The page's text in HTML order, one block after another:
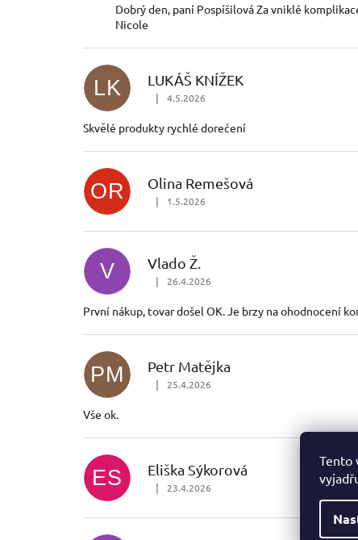
Tento
Dobrý den, paní Pospíšilová Za vniklé
Nicole
LK LUKÁŠ KNÍŽEK
Hodnocení obchodu je 5 z 5 hvězdiček.
| 4.5.2026
Skvělé produkty rychlé dorečení
OR Olina Remešová
Hodnocení obchodu je 5 z 5 hvězdiček.
| 1.5.2026
V Vlado Ž.
Hodnocení obchodu je 5 z 5 hvězdiček.
| 26.4.2026
První nákup, tovar došel OK. Je brzy na ohodnocení
PM Petr Matějka
Hodnocení obchodu je 5 z 5 hvězdiček.
| 25.4.2026
Vše ok.
ES Eliška Sýkorová
Hodnocení obchodu je 5 z 5 hvězdiček.
| 23.4.2026